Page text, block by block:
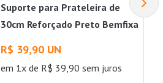
Suporte para Prateleira de
30cm Reforçado Preto Bemfixa
R$ 39,90 UN
em 1x de R$ 39,90 sem juros